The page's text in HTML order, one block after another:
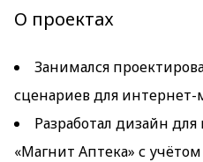
О проектах
Занимался
сценариев для интернет-
Разработал дизайн
«Магнит Аптека» с